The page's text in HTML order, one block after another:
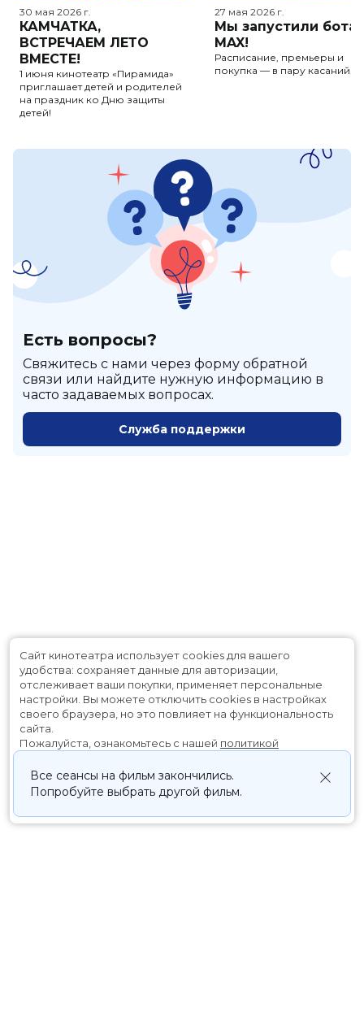
30 мая 2026 г.
КАМЧАТКА,
ВСТРЕЧАЕМ ЛЕТО
ВМЕСТЕ!
1 июня кинотеатр «Пирамида»
приглашает детей и родителей
на праздник ко Дню защиты
детей!
27 мая 2026 г.
Мы запустили бота
MAX!
Расписание, премьеры и
покупка — в пару касаний.
Есть вопросы?
Cвяжитесь с нами через форму обратной
связи или найдите нужную информацию в
часто задаваемых вопросах.
Служба поддержки
Все сеансы на фильм закончились.
Попробуйте выбрать другой фильм.
Сайт кинотеатра использует cookies для вашего
удобства: сохраняет данные для авторизации,
отслеживает ваши покупки, применяет персональные
настройки. Вы можете отключить cookies в настройках
своего браузера, но это повлияет на функциональность
сайта.
Пожалуйста, ознакомьтесь с нашей политикой
Принять